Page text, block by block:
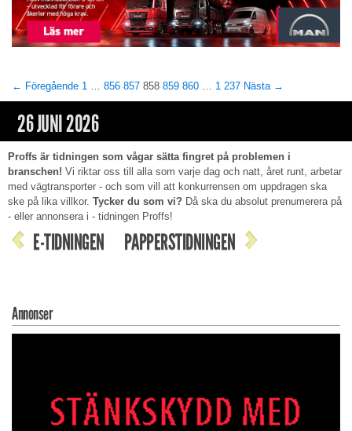
← Föregående 1 … 856 857 858 859 860 … 1 237 Nästa →
26 JUNI 2026
Proffs är tidningen som vågar sätta fingret på problemen i
branschen! Vi riktar oss till alla som varje dag och natt, året runt, arbetar
med vägtransporter - och som vill att konkurrensen om uppdragen ska
ske på lika villkor. Tycker du som vi? Då ska du absolut prenumerera på
- eller annonsera i - tidningen Proffs!
E-TIDNINGEN PAPPERSTIDNINGEN
Annonser